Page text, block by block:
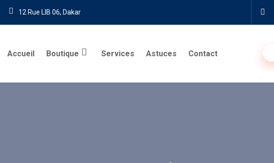
12 Rue LIB 06, Dakar
Accueil Boutique Services Astuces Contact